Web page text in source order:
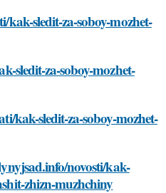
sledit-za-soboy-mozhet-
sledit-za-soboy-mozhet-
kak-sledit-za-soboy-mozhet-
novosti/kak-
zhizn-muzhchiny